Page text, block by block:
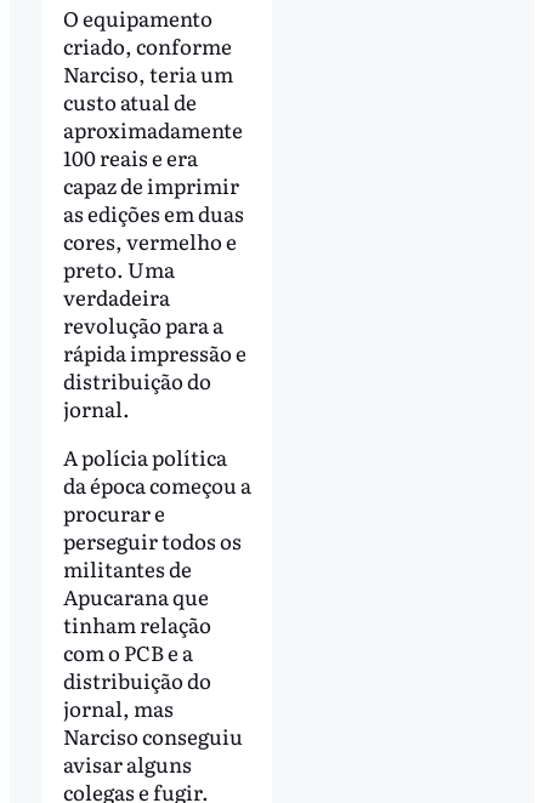
O equipamento
criado, conforme
Narciso, teria um
custo atual de
aproximadamente
100 reais e era
capaz de imprimir
as edições em duas
cores, vermelho e
preto. Uma
verdadeira
revolução para a
rápida impressão e
distribuição do
jornal.
A polícia política
da época começou a
procurar e
perseguir todos os
militantes de
Apucarana que
tinham relação
com o PCB e a
distribuição do
jornal, mas
Narciso conseguiu
avisar alguns
colegas e fugir.